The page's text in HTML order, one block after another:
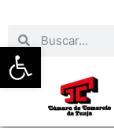
Abrir